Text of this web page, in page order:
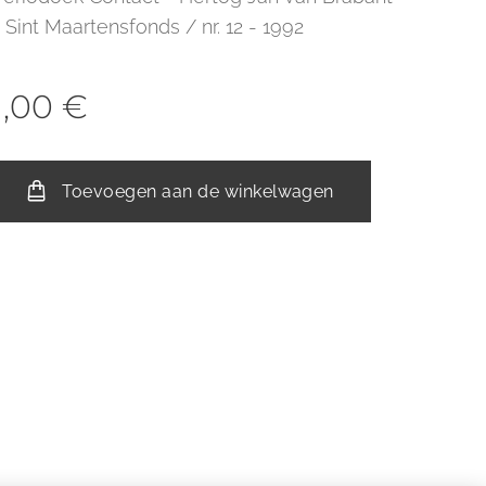
Maartensfonds / nr. 12 - 1992
€
Toevoegen aan de winkelwagen